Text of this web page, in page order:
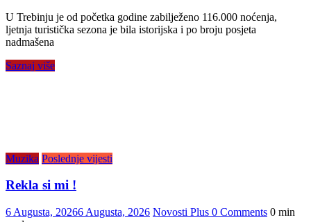
U Trebinju je od početka godine zabilježeno 116.000 noćenja,
ljetnja turistička sezona je bila istorijska i po broju posjeta
nadmašena
Saznaj više
Muzika Poslednje vijesti
Rekla si mi !
6 Augusta, 20266 Augusta, 2026 Novosti Plus 0 Comments 0 min